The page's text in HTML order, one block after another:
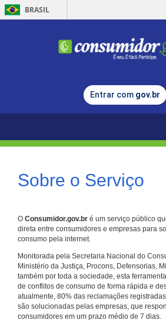
BRASIL
Entrar com gov.br
Sobre o Serviço
O Consumidor.gov.br é um serviço público
direta entre consumidores e empresas para
consumo pela internet.
Monitorada pela Secretaria Nacional do
Ministério da Justiça, Procons, Defensorias,
também por toda a sociedade, esta
de conflitos de consumo de forma rápida e
atualmente, 80% das reclamações
são solucionadas pelas empresas, que
consumidores em um prazo médio de 7 dias.